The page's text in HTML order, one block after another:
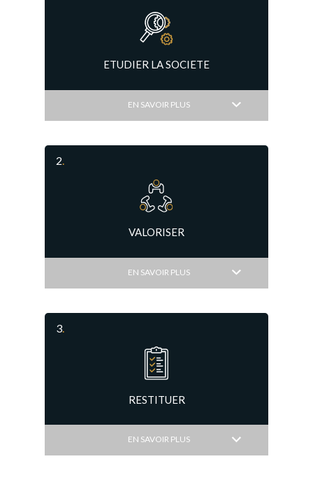
ETUDIER LA SOCIETE
EN SAVOIR PLUS
2.
VALORISER
EN SAVOIR PLUS
3.
RESTITUER
EN SAVOIR PLUS